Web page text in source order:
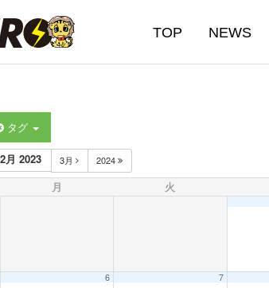
TOP NEWS
タグ
2月 2023 3月 2024
月 火
6 7